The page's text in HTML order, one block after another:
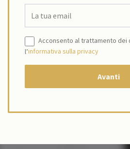
Acconsento al trattamento dei
l’informativa sulla privacy